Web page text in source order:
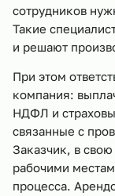
сотрудников
Такие
и решают
При этом
компания:
НДФЛ и
связанные с
Заказчик, в
рабочими
процесса.